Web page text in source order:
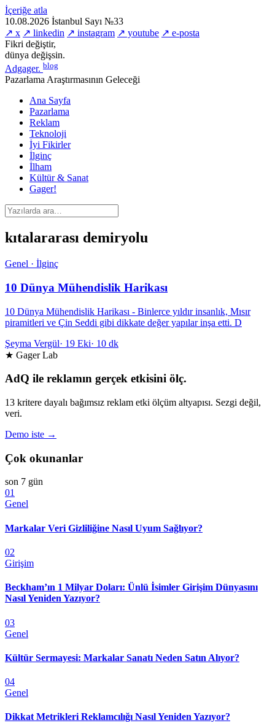
İçeriğe atla
10.08.2026 İstanbul Sayı №33
↗ x ↗ linkedin ↗ instagram ↗ youtube ↗ e-posta
Fikri değiştir,
dünya değişsin.
Adgager. blog
Pazarlama Araştırmasının Geleceği
Ana Sayfa
Pazarlama
Reklam
Teknoloji
İyi Fikirler
İlginç
İlham
Kültür & Sanat
Gager!
kıtalararası demiryolu
Genel · İlginç
10 Dünya Mühendislik Harikası
10 Dünya Mühendislik Harikası - Binlerce yıldır insanlık, Mısır
piramitleri ve Çin Seddi gibi dikkate değer yapılar inşa etti. D
Şeyma Vergül· 19 Eki· 10 dk
★ Gager Lab
AdQ ile reklamın gerçek etkisini ölç.
13 kritere dayalı bağımsız reklam etki ölçüm altyapısı. Sezgi değil,
veri.
Demo iste →
Çok okunanlar
son 7 gün
01
Genel
Markalar Veri Gizliliğine Nasıl Uyum Sağlıyor?
02
Girişim
Beckham’ın 1 Milyar Doları: Ünlü İsimler Girişim Dünyasını
Nasıl Yeniden Yazıyor?
03
Genel
Kültür Sermayesi: Markalar Sanatı Neden Satın Alıyor?
04
Genel
Dikkat Metrikleri Reklamcılığı Nasıl Yeniden Yazıyor?